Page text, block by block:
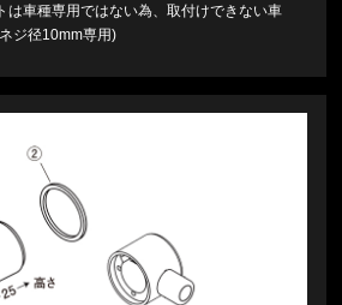
車種専用ではない為、取付けできない車
ジ径10mm専用)